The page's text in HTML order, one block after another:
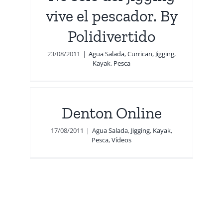
vive el pescador. By
Polidivertido
23/08/2011 | Agua Salada,Currican, Jigging,
Kayak, Pesca
Denton Online
17/08/2011 | Agua Salada, Jigging, Kayak,
Pesca,Vídeos